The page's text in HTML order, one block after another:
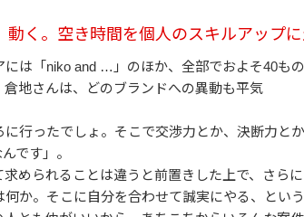
く。空き時間を個人のスキルアップ
は「niko and …」のほか、全部でおよそ40も
地さんは、どのブランドへの異動も平気
に行ったでしょ。そこで交渉力とか、決断力と
です」。
められることは違うと前置きした上で、さらに
何か。そこに自分を合わせて誠実にやる、とい